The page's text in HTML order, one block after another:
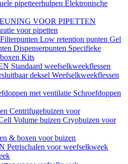
pipetteerhulpen Elektronische
VOOR PIPETTEN
voor pipetten
Filterpunten Low retention punten Gel
Dispenserpunten Specifieke
Kits
Standaard weefselkweekflessen
deksel Weefselkweekflessen
met ventilatie Schroefdoppen
Centrifugebuizen voor
Volume buizen Cryobuizen voor
& boxen voor buizen
Petrischalen voor weefselkweek